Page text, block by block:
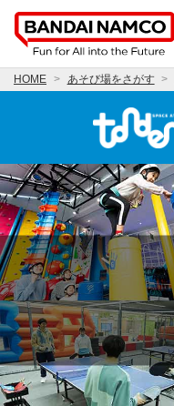
HOME あそび場をさがす